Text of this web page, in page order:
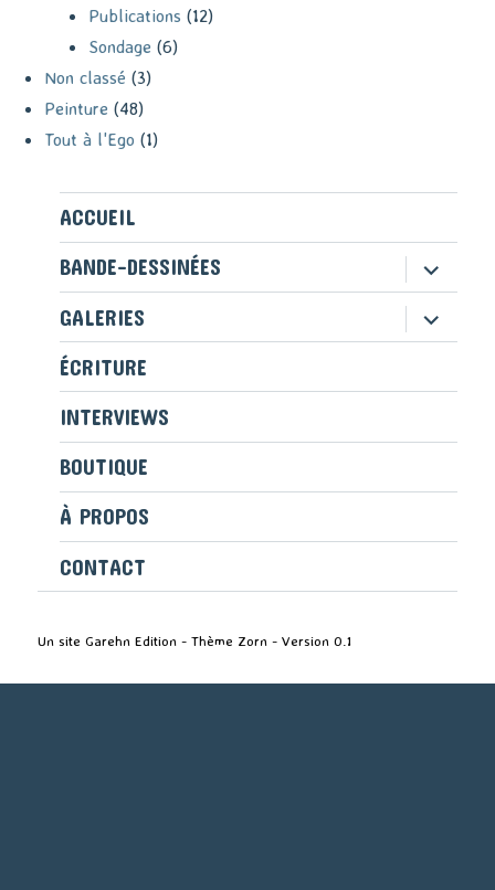
Publications (12)
Sondage (6)
Non classé (3)
Peinture (48)
Tout à l'Ego (1)
ACCUEIL
BANDE-DESSINÉES
ouvrir
le
sous-
menu
GALERIES ouvrir
le
ÉCRITURE
INTERVIEWS
BOUTIQUE
À PROPOS
CONTACT
Un site Garehn Edition - Thème Zorn - Version 0.1